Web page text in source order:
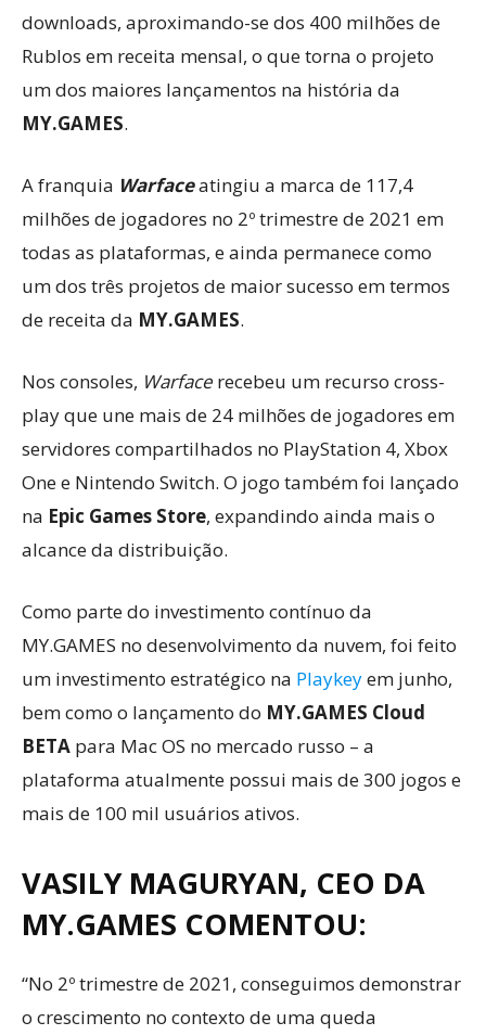
downloads, aproximando-se dos 400 milhões de
Rublos em receita mensal, o que torna o projeto
um dos maiores lançamentos na história da
MY.GAMES.
A franquia Warfaceatingiu a marca de 117,4
milhões de jogadores no 2º trimestre de 2021 em
todas as plataformas, e ainda permanece como
um dos três projetos de maior sucesso em termos
de receita da MY.GAMES.
Nos consoles, Warface recebeu um recurso cross-
play que une mais de 24 milhões de jogadores em
servidores compartilhados no PlayStation 4, Xbox
One e Nintendo Switch. O jogo também foi lançado
na Epic Games Store, expandindo ainda mais o
alcance da distribuição.
Como parte do investimento contínuo da
MY.GAMES no desenvolvimento da nuvem, foi feito
um investimento estratégico na Playkeyem junho,
bem como o lançamento do MY.GAMES Cloud
BETA para Mac OS no mercado russo – a
plataforma atualmente possui mais de 300 jogos e
mais de 100 mil usuários ativos.
VASILY MAGURYAN, CEO DA
MY.GAMES COMENTOU:
“No 2º trimestre de 2021, conseguimos demonstrar
o crescimento no contexto de uma queda